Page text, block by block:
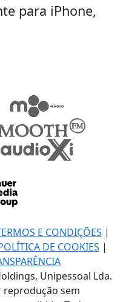
para iPhone,
E CONDIÇÕES |
DE COOKIES |
Unipessoal Lda.
reprodução sem